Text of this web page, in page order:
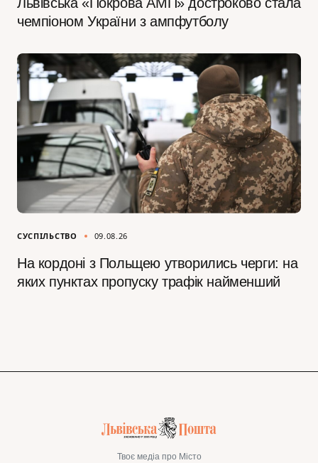
чемпіоном України з ампфутболу
СУСПІЛЬСТВО 09.08.26
На кордоні з Польщею утворились черги: на
яких пунктах пропуску трафік найменший
Твоє медіа про Місто